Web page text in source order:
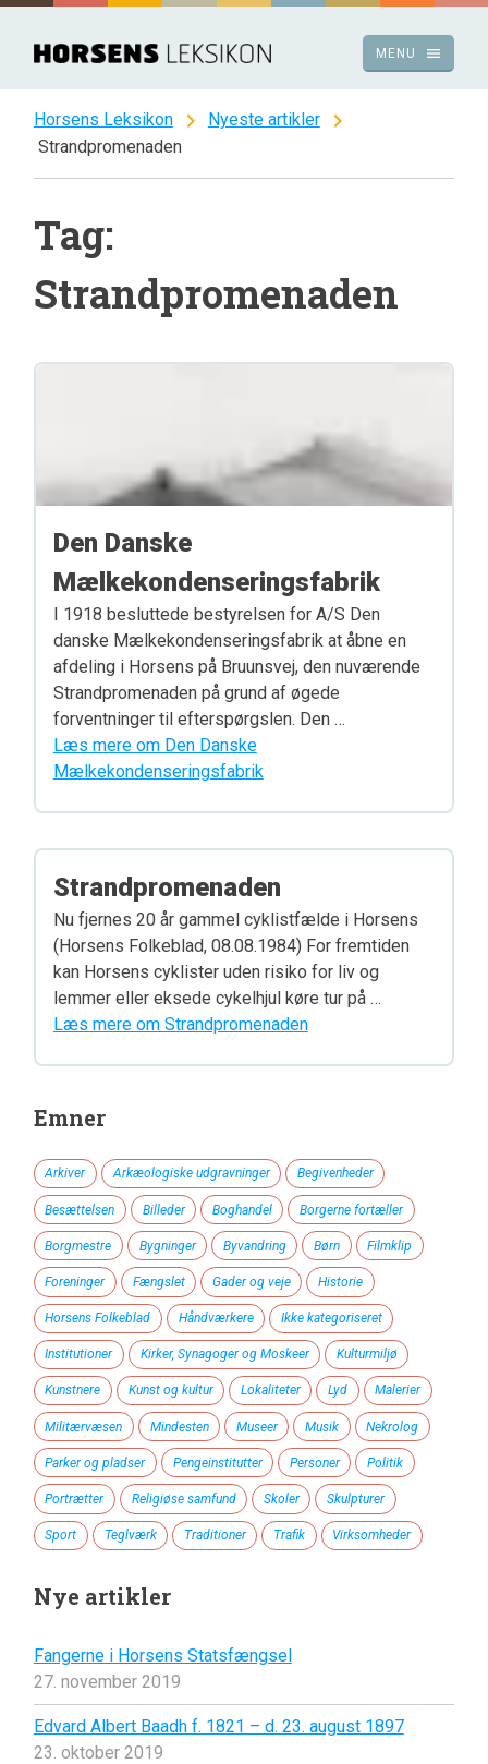
Spring
indhold
menu
MENU
Horsens Leksikon chevron_right Nyeste artikler chevron_right
Strandpromenaden
Tag:
Strandpromenaden
Den Danske
Mælkekondenseringsfabrik
I 1918 besluttede bestyrelsen for A/S Den
danske Mælkekondenseringsfabrik at åbne en
afdeling i Horsens på Bruunsvej, den nuværende
Strandpromenaden på grund af øgede
forventninger til efterspørgslen. Den …
Læs mere om Den Danske
Mælkekondenseringsfabrik
Strandpromenaden
Nu fjernes 20 år gammel cyklistfælde i Horsens
(Horsens Folkeblad, 08.08.1984) For fremtiden
kan Horsens cyklister uden risiko for liv og
lemmer eller eksede cykelhjul køre tur på …
Læs mere om Strandpromenaden
Emner
Arkiver Arkæologiske udgravninger Begivenheder
Besættelsen Billeder Boghandel Borgerne fortæller
Borgmestre Bygninger Byvandring Børn Filmklip
Foreninger Fængslet Gader og veje Historie
Horsens Folkeblad Håndværkere Ikke kategoriseret
Institutioner Kirker, Synagoger og Moskeer Kulturmiljø
Kunstnere Kunst og kultur Lokaliteter Lyd Malerier
Militærvæsen Mindesten Museer Musik Nekrolog
Parker og pladser Pengeinstitutter Personer Politik
Portrætter Religiøse samfund Skoler Skulpturer
Sport Teglværk Traditioner Trafik Virksomheder
Nye artikler
Fangerne i Horsens Statsfængsel
27. november 2019
Edvard Albert Baadh f. 1821 – d. 23. august 1897
23. oktober 2019